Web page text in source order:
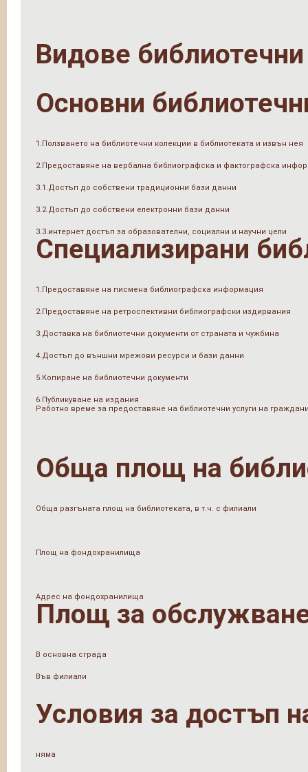
Видове библиотечни
Основни
1.Ползването на библиотечни колекции в библиотеката и извън нея
2.Предоставяне на вербална библиографска и фактографска
3.1.Достъп до собствени традиционни бази данни
3.2.Достъп до собствени електронни бази данни
3.3.интернет достъп за образователни, социални и научни цели
Специализирани
1.Предоставяне на писмена библиографска информация
2.Предоставяне на ретроспективни библиографски издирвания
3.Доставка на библиотечни документи от страната и чужбина
4.Достъп до външни мрежови ресурси и бази данни
5.Копиране на библиотечни документи
6.Публикуване на издания
Работно време за предоставяне на библиотечни услуги на
Обща площ на
Обща разгъната площ на библиотеката, в т.ч. с филиали
Площ на фондохранилища
Адрес на фондохранилища
Площ за
В основна сграда
Във филиали
Условия за достъп
няма